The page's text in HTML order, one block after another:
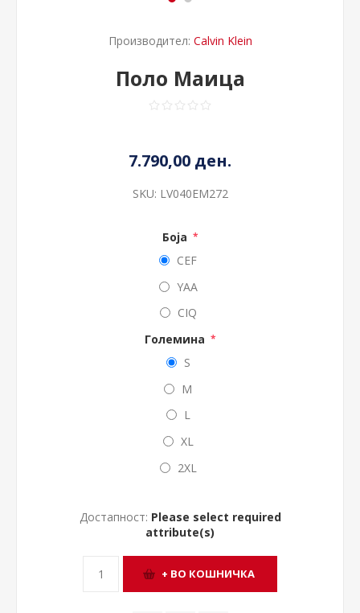
Производител: Calvin Klein
Поло Маица
7.790,00 ден.
SKU: LV040EM272
Боја *
CEF
YAA
CIQ
Големина *
S
M
L
XL
2XL
Достапност: Please select required
attribute(s)